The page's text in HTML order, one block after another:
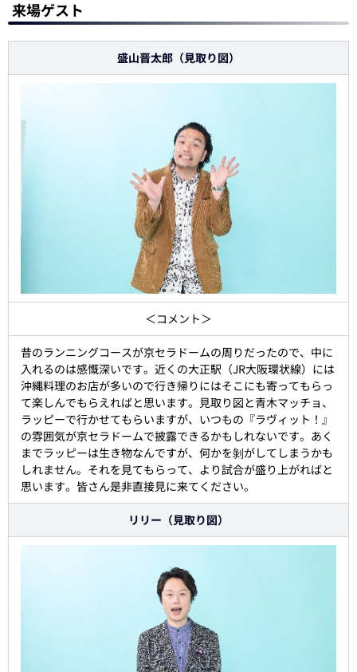
来場ゲスト
盛山晋太郎（見取り図）
＜コメント＞
昔のランニングコースが京セラドームの周りだったので、中に
入れるのは感慨深いです。近くの大正駅（JR大阪環状線）には
沖縄料理のお店が多いので行き帰りにはそこにも寄ってもらっ
て楽しんでもらえればと思います。見取り図と青木マッチョ、
ラッピーで行かせてもらいますが、いつもの『ラヴィット！』
の雰囲気が京セラドームで披露できるかもしれないです。あく
までラッピーは生き物なんですが、何かを剝がしてしまうかも
しれません。それを見てもらって、より試合が盛り上がればと
思います。皆さん是非直接見に来てください。
リリー（見取り図）